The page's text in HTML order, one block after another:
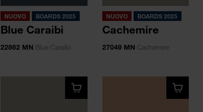
NUOVO BOARDS 2025
Blue Caraibi
22862 MN Blue Caraibi
NUOVO BOARDS 2025
Cachemire
27049 MNCachemire